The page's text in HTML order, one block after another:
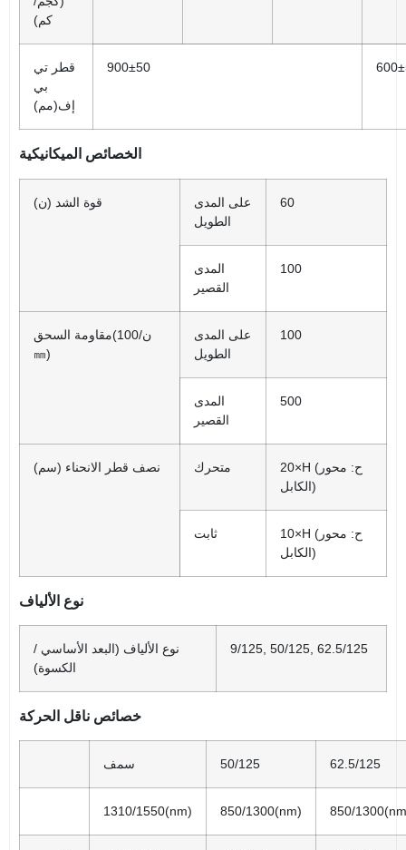
كم)
قطر تي
بي
إف(م
900±50
الخصائص الميكانيكية
قوة الشد (ن)
على المدى
الطويل
60
المدى
القصير
100
مقاومة السحق(ن/100
㎜)
على المدى
الطويل
100
المدى
القصير
500
نصف قطر الانحناء (سم) متحرك 20×H (ح: محور
الكابل)
ثابت 10×H (ح: محور
الكابل)
نوع الألياف
نوع الألياف (البعد الأساسي /
الكسوة)
9/125, 50/125, 62.5/125
خصائص ناقل الحركة
سمف 50/125 62.5/125
1310/1550(nm) 850/1300(nm) 850/